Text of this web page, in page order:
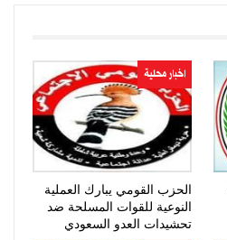
اخبار محلية
الحزب القومي يبارك العملية
النوعية للقوات المسلحة ضد
تحشيدات العدو السعودي